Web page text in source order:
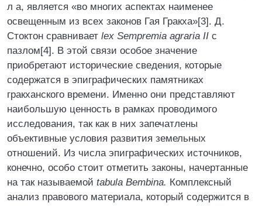
л а, является «во многих аспектах наименее
освещенным из всех законов Гая Гракха»[3]. Д.
Стоктон сравнивает lex Sempremia agraria II с
пазлом[4]. В этой связи особое значение
приобретают исторические сведения, которые
содержатся в эпиграфических памятниках
гракханского времени. Именно они представляют
наибольшую ценность в рамках проводимого
исследования, так как в них запечатлены
объективные условия развития земельных
отношений. Из числа эпиграфических источников,
конечно, особо стоит отметить законы, начертанные
на так называемой tabula Bembina. Комплексный
анализ правового материала, который содержится в